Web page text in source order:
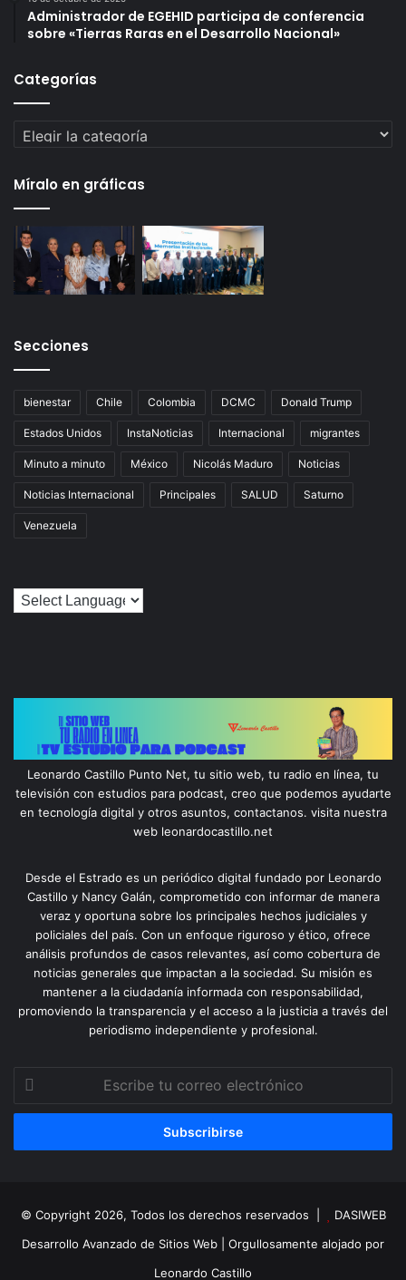
Administrador de EGEHID participa de conferencia
sobre «Tierras Raras en el Desarrollo Nacional»
Categorías
Categorías
Míralo en gráficas
Secciones
bienestar Chile Colombia DCMC Donald Trump
Estados Unidos InstaNoticias Internacional migrantes
Minuto a minuto México Nicolás Maduro Noticias
Noticias Internacional Principales SALUD Saturno
Venezuela
Leonardo Castillo Punto Net, tu sitio web, tu radio en línea, tu
televisión con estudios para podcast, creo que podemos ayudarte
en tecnología digital y otros asuntos, contactanos. visita nuestra
web leonardocastillo.net
Desde el Estrado es un periódico digital fundado por Leonardo
Castillo y Nancy Galán, comprometido con informar de manera
veraz y oportuna sobre los principales hechos judiciales y
policiales del país. Con un enfoque riguroso y ético, ofrece
análisis profundos de casos relevantes, así como cobertura de
noticias generales que impactan a la sociedad. Su misión es
mantener a la ciudadanía informada con responsabilidad,
promoviendo la transparencia y el acceso a la justicia a través del
periodismo independiente y profesional.
Escribe
correo
© Copyright 2026, Todos los derechos reservados |
DASIWEB
Desarrollo Avanzado de Sitios Web | Orgullosamente alojado por
Leonardo Castillo